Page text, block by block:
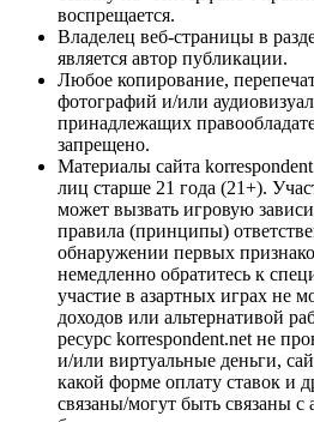
воспрещается.
Владелец веб-страницы в
является автор публикации.
Любое копирование,
фотографий и/или
принадлежащих
запрещено.
Материалы сайта
лиц старше 21 года (21+).
может вызвать игровую
правила (принципы)
обнаружении первых
немедленно обратитесь к
участие в азартных играх не
доходов или альтернативой
ресурс korrespondent.net не
и/или виртуальные деньги,
какой форме оплату ставок и
связаны/могут быть связаны